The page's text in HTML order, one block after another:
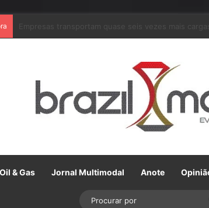
Em parceria com a VLI, Tereos embarca 75 mil
Oil & Gas Jornal Multimodal Anote